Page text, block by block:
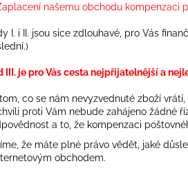
našemu obchodu kompenzaci
I. i II. jsou sice zdlouhavé, pro Vás
III. je pro Vás cesta nejpřijatelnější a
co se nám nevyzvednuté zboží
proti Vám nebude zahájeno žádné
a to, že kompenzaci
že máte plné právo vědět, jaké
obchodem.